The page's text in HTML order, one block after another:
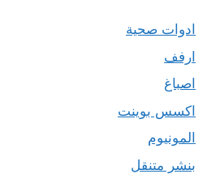
ادوات صحية
ارفف
اصباغ
اكسس بوينت
المونيوم
بنشر متنقل